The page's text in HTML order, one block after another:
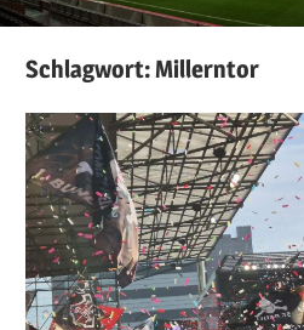
Schlagwort:Millerntor